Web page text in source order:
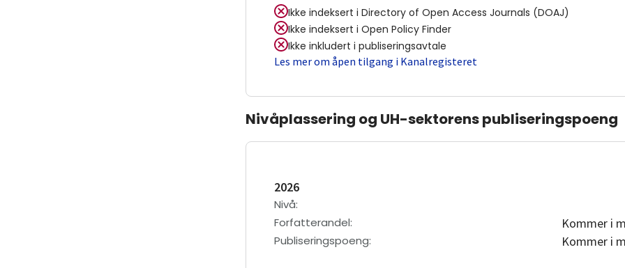
Ikke indeksert i Directory of Open Access Journals (DOAJ)
Ikke indeksert i Open Policy Finder
Ikke inkludert i publiseringsavtale
Les mer om åpen tilgang i Kanalregisteret
Nivåplassering og UH-sektorens publiseringspoeng
2026
Nivå:
Forfatterandel: Kommer i
Publiseringspoeng: Kommer i